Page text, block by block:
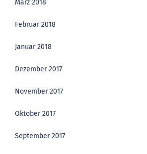
März 2018
Februar 2018
Januar 2018
Dezember 2017
November 2017
Oktober 2017
September 2017